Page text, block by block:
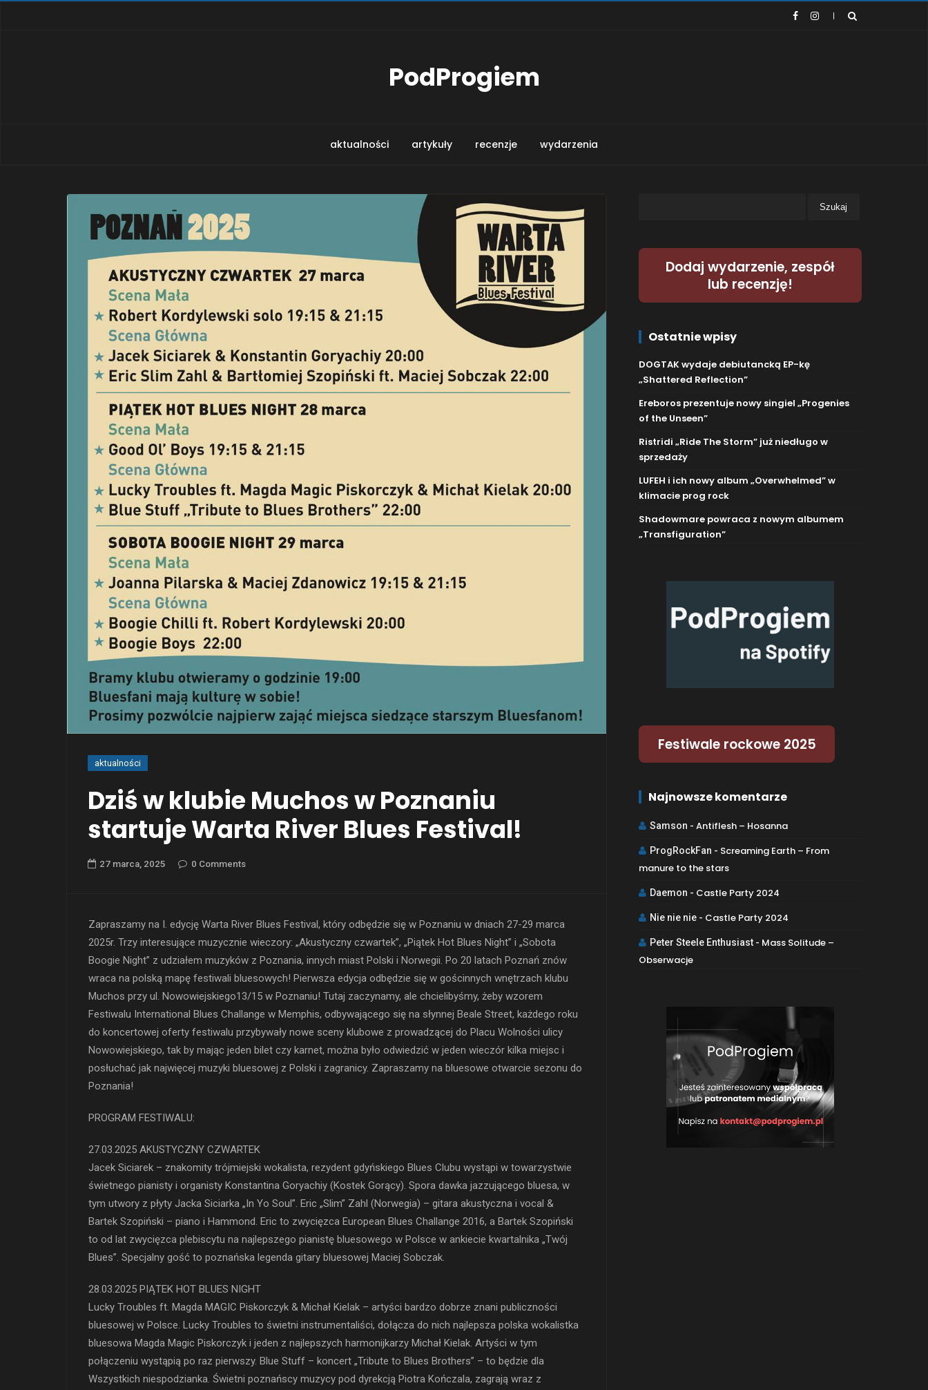
PodProgiem
aktualności artykuły recenzje wydarzenia
aktualności
Dziś w klubie Muchos w Poznaniu
startuje Warta River Blues Festival!
27 marca, 2025 0 Comments
Zapraszamy na I. edycję Warta River Blues Festival, który odbędzie się w Poznaniu w dniach 27-29 marca
2025r. Trzy interesujące muzycznie wieczory: „Akustyczny czwartek”, „Piątek Hot Blues Night” i „Sobota
Boogie Night” z udziałem muzyków z Poznania, innych miast Polski i Norwegii. Po 20 latach Poznań znów
wraca na polską mapę festiwali bluesowych! Pierwsza edycja odbędzie się w gościnnych wnętrzach klubu
Muchos przy ul. Nowowiejskiego13/15 w Poznaniu! Tutaj zaczynamy, ale chcielibyśmy, żeby wzorem
Festiwalu International Blues Challange w Memphis, odbywającego się na słynnej Beale Street, każdego roku
do koncertowej oferty festiwalu przybywały nowe sceny klubowe z prowadzącej do Placu Wolności ulicy
Nowowiejskiego, tak by mając jeden bilet czy karnet, można było odwiedzić w jeden wieczór kilka miejsc i
posłuchać jak najwięcej muzyki bluesowej z Polski i zagranicy. Zapraszamy na bluesowe otwarcie sezonu do
Poznania!
PROGRAM FESTIWALU:
27.03.2025 AKUSTYCZNY CZWARTEK
Jacek Siciarek – znakomity trójmiejski wokalista, rezydent gdyńskiego Blues Clubu wystąpi w towarzystwie
świetnego pianisty i organisty Konstantina Goryachiy (Kostek Gorący). Spora dawka jazzującego bluesa, w
tym utwory z płyty Jacka Siciarka „In Yo Soul”. Eric „Slim” Zahl (Norwegia) – gitara akustyczna i vocal &
Bartek Szopiński – piano i Hammond. Eric to zwycięzca European Blues Challange 2016, a Bartek Szopiński
to od lat zwycięzca plebiscytu na najlepszego pianistę bluesowego w Polsce w ankiecie kwartalnika „Twój
Blues”. Specjalny gość to poznańska legenda gitary bluesowej Maciej Sobczak.
28.03.2025 PIĄTEK HOT BLUES NIGHT
Lucky Troubles ft. Magda MAGIC Piskorczyk & Michał Kielak – artyści bardzo dobrze znani publiczności
bluesowej w Polsce. Lucky Troubles to świetni instrumentaliści, dołącza do nich najlepsza polska wokalistka
bluesowa Magda Magic Piskorczyk i jeden z najlepszych harmonijkarzy Michał Kielak. Artyści w tym
połączeniu wystąpią po raz pierwszy. Blue Stuff – koncert „Tribute to Blues Brothers” – to będzie dla
Wszystkich niespodzianka. Świetni poznańscy muzycy pod dyrekcją Piotra Kończala, zagrają wraz z
Dodaj wydarzenie, zespół
lub recenzję!
Ostatnie wpisy
DOGTAK wydaje debiutancką EP-kę
„Shattered Reflection”
Ereboros prezentuje nowy singiel „Progenies
of the Unseen”
Ristridi „Ride The Storm” już niedługo w
sprzedaży
LUFEH i ich nowy album „Overwhelmed” w
klimacie prog rock
Shadowmare powraca z nowym albumem
„Transfiguration”
Festiwale rockowe 2025
Najnowsze komentarze
Samson -Antiflesh – Hosanna
ProgRockFan - Screaming Earth – From
manure to the stars
Daemon - Castle Party 2024
Nie nie nie - Castle Party 2024
Peter Steele Enthusiast - Mass Solitude –
Obserwacje